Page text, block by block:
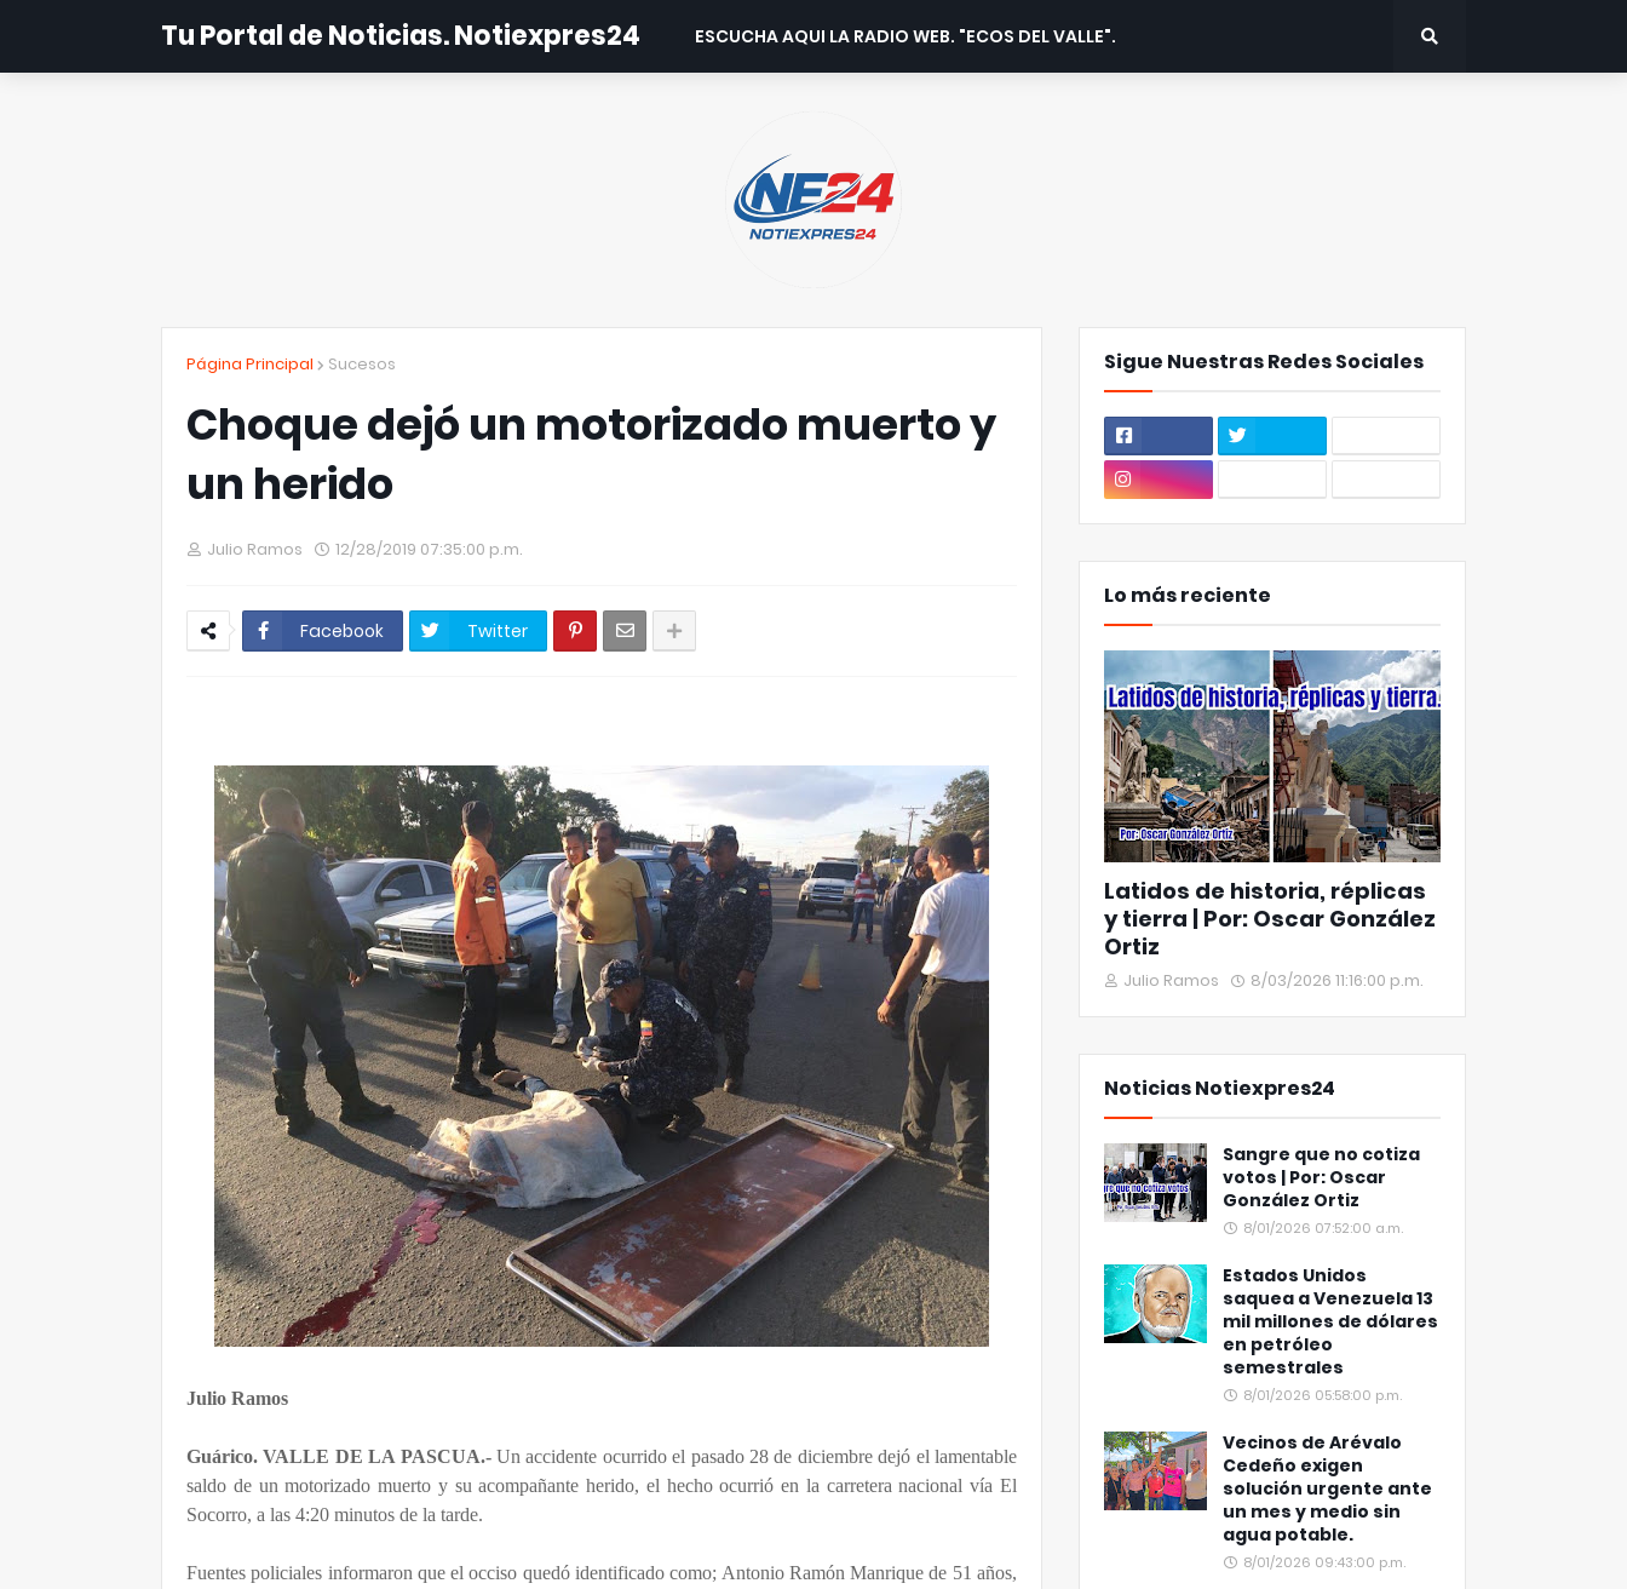
Tu Portal de Noticias. Notiexpres24 ESCUCHA AQUI LA RADIO WEB. "ECOS DEL VALLE".
Página Principal Sucesos
Choque dejó un motorizado muerto y
un herido
Julio Ramos 12/28/2019 07:35:00 p.m.
Facebook Twitter
Julio Ramos
Guárico. VALLE DE LA PASCUA.- Un accidente ocurrido el pasado 28 de diciembre dejó el lamentable
saldo de un motorizado muerto y su acompañante herido, el hecho ocurrió en la carretera nacional vía El
Socorro, a las 4:20 minutos de la tarde.
Fuentes policiales informaron que el occiso quedó identificado como; Antonio Ramón Manrique de 51 años,
Sigue Nuestras Redes Sociales
Lo más reciente
Latidos de historia, réplicas
y tierra | Por: Oscar González
Ortiz
Julio Ramos 8/03/2026 11:16:00 p.m.
Noticias Notiexpres24
Sangre que no cotiza
votos | Por: Oscar
González Ortiz
8/01/2026 07:52:00 a.m.
Estados Unidos
saquea a Venezuela 13
mil millones de dólares
en petróleo
semestrales
8/01/2026 05:58:00 p.m.
Vecinos de Arévalo
Cedeño exigen
solución urgente ante
un mes y medio sin
agua potable.
8/01/2026 09:43:00 p.m.